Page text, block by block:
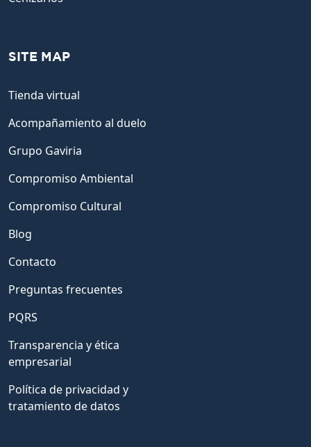
SITE MAP
Tienda virtual
Acompañamiento al duelo
Grupo Gaviria
Compromiso Ambiental
Compromiso Cultural
Blog
Contacto
Preguntas frecuentes
PQRS
Transparencia y ética
empresarial
Política de privacidad y
tratamiento de datos